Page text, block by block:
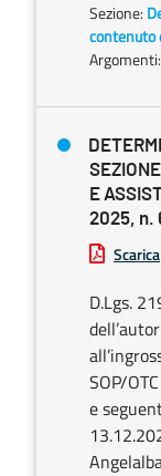
Sezione:
contenuto
Argomenti:
E
2025, n.
Scarica
D.Lgs.
SOP/
e